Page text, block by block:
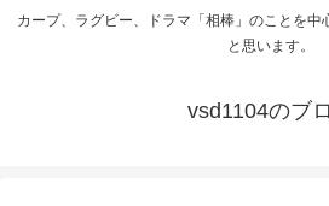
カープ、ラグビー、ドラマ「相棒」のことを
と思います。
vsd1104のブ